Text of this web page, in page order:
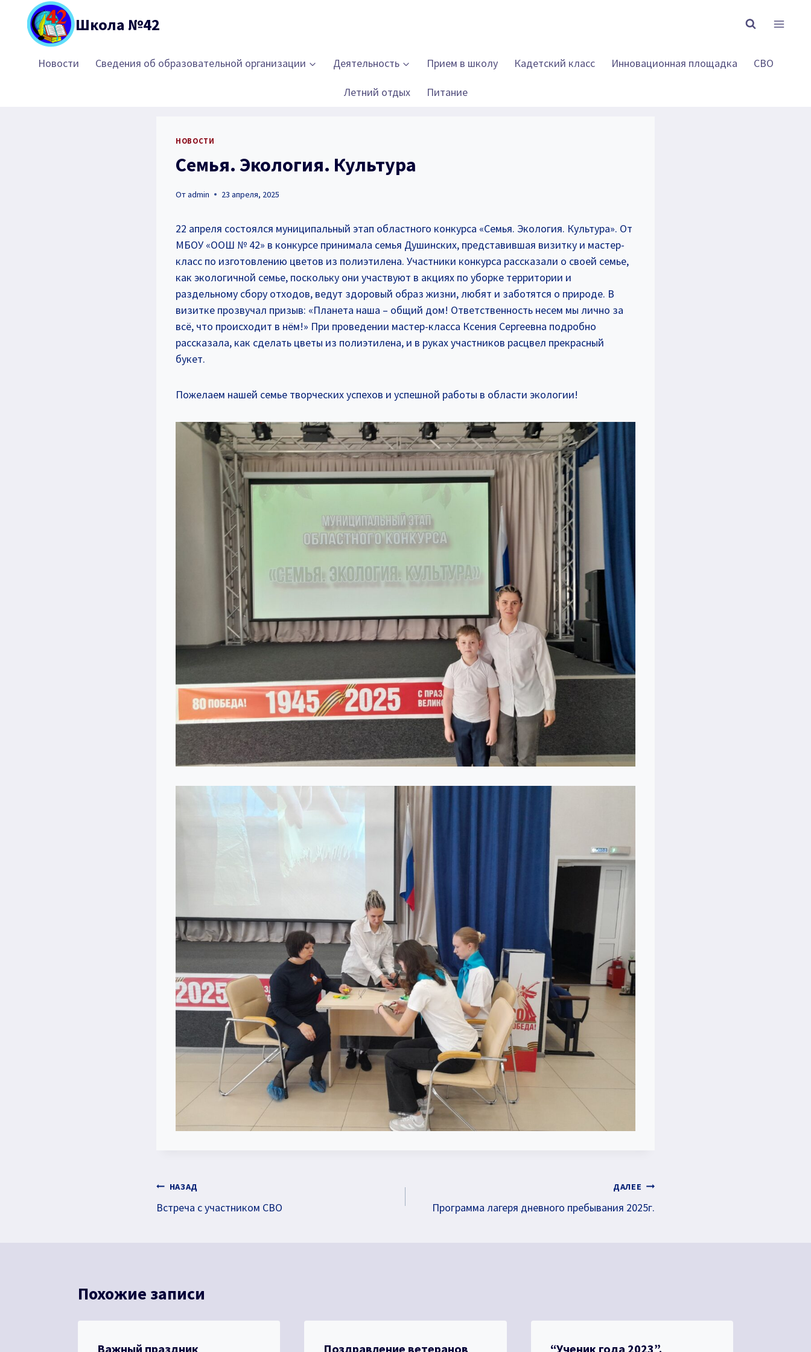
Перейти
содержимому
Школа №42
Новости Сведения об образовательной организации Деятельность Прием в школу Кадетский класс Инновационная площадка СВО
Летний отдых Питание
НОВОСТИ
Семья. Экология. Культура
Отadmin 23 апреля, 2025
22 апреля состоялся муниципальный этап областного конкурса «Семья. Экология. Культура». От
МБОУ «ООШ № 42» в конкурсе принимала семья Душинских, представившая визитку и мастер-
класс по изготовлению цветов из полиэтилена. Участники конкурса рассказали о своей семье,
как экологичной семье, поскольку они участвуют в акциях по уборке территории и
раздельному сбору отходов, ведут здоровый образ жизни, любят и заботятся о природе. В
визитке прозвучал призыв: «Планета наша – общий дом! Ответственность несем мы лично за
всё, что происходит в нём!» При проведении мастер-класса Ксения Сергеевна подробно
рассказала, как сделать цветы из полиэтилена, и в руках участников расцвел прекрасный
букет.
Пожелаем нашей семье творческих успехов и успешной работы в области экологии!
Навигация
по
НАЗАД
Встреча с участником СВО
ДАЛЕЕ
Программа лагеря дневного пребывания 2025г.
Похожие записи
Важный праздник Поздравление ветеранов “Ученик года 2023”.